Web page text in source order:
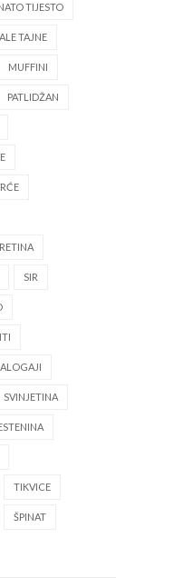
TIJESTO
TAJNE
MUFFINI
PATLIDŽAN
SIR
SVINJETINA
TIKVICE
ŠPINAT